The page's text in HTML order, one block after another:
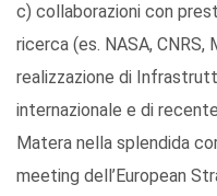
c) collaborazioni con
ricerca (es. NASA,
realizzazione di
internazionale e di
Matera nella splendida
meeting dell’European